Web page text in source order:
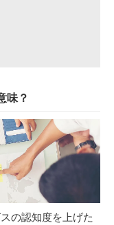
味？
の認知度を上げた